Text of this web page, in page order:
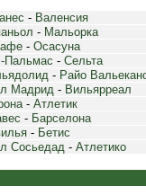
- Валенсия
- Мальорка
- Осасуна
Пальмас - Сельта
- Райо
Мадрид - Вильярреал
- Атлетик
- Барселона
- Бетис
Сосьедад - Атлетико